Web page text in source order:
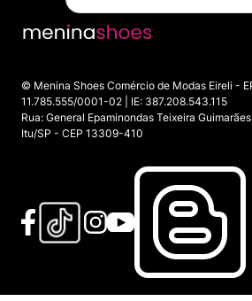
© Menina Shoes Comércio de Modas Eireli -
11.785.555/0001-02 | IE: 387.208.543.115
Rua: General Epaminondas Teixeira
Itu/SP - CEP 13309-410